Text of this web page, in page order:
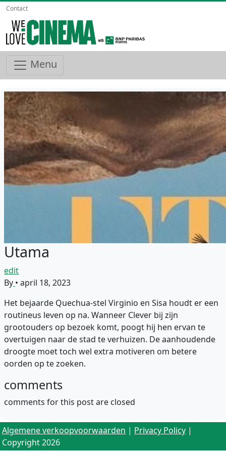
Contact
Menu
Utama
edit
By • april 18, 2023
Het bejaarde Quechua-stel Virginio en Sisa houdt er een
routineus leven op na. Wanneer Clever bij zijn
grootouders op bezoek komt, poogt hij hen ervan te
overtuigen naar de stad te verhuizen. De aanhoudende
droogte moet toch wel extra motiveren om betere
oorden op te zoeken.
comments
comments for this post are closed
Algemene verkoopvoorwaarden | Privacy Policy |
Copyright 2026